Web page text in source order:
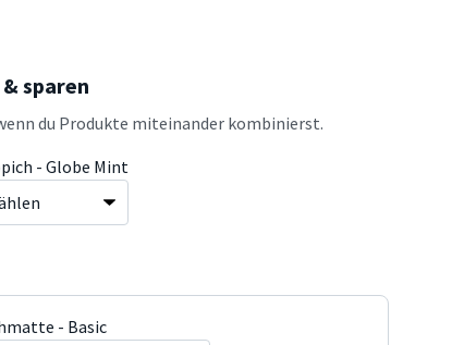
sparen
du Produkte miteinander kombinierst.
- Globe Mint
- Basic